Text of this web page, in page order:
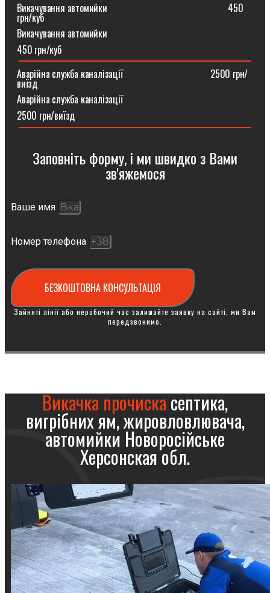
Викачування автомийки⠀⠀⠀⠀⠀⠀⠀⠀⠀⠀⠀⠀⠀⠀⠀⠀⠀450
грн/куб
Викачування автомийки
450 грн/куб
Аварійна служба каналізації ⠀⠀⠀⠀⠀⠀⠀⠀⠀⠀⠀⠀2500 грн/
виїзд
Аварійна служба каналізації
2500 грн/виїзд
Заповніть форму, і ми швидко з Вами
зв'яжемося
Ваше имя
Номер телефона
БЕЗКОШТОВНА КОНСУЛЬТАЦІЯ
Зайняті лінії або неробочий час залишайте заявку на сайті, ми Вам
передзвонимо.
Викачка прочискасептика,
вигрібних ям, жировловлювача,
автомийки Новоросійське
Херсонская обл.